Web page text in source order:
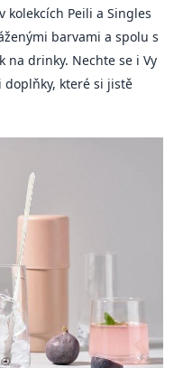
kolekcích Peili a Singles
barvami a spolu s
na drinky. Nechte se i Vy
které si jistě